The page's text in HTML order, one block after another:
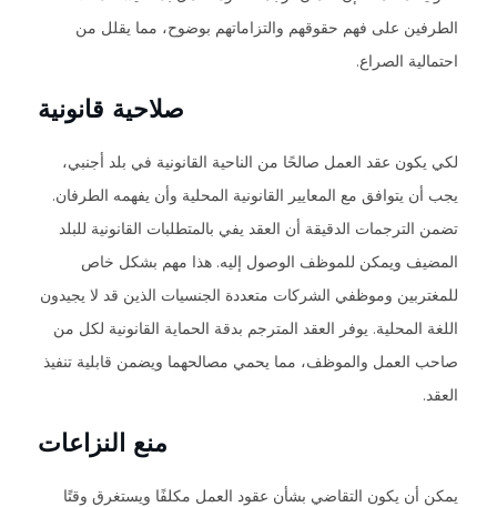
الطرفين على فهم حقوقهم والتزاماتهم بوضوح، مما يقلل من
احتمالية الصراع.
صلاحية قانونية
لكي يكون عقد العمل صالحًا من الناحية القانونية في بلد أجنبي،
يجب أن يتوافق مع المعايير القانونية المحلية وأن يفهمه الطرفان.
تضمن الترجمات الدقيقة أن العقد يفي بالمتطلبات القانونية للبلد
المضيف ويمكن للموظف الوصول إليه. هذا مهم بشكل خاص
للمغتربين وموظفي الشركات متعددة الجنسيات الذين قد لا يجيدون
اللغة المحلية. يوفر العقد المترجم بدقة الحماية القانونية لكل من
صاحب العمل والموظف، مما يحمي مصالحهما ويضمن قابلية تنفيذ
العقد.
منع النزاعات
يمكن أن يكون التقاضي بشأن عقود العمل مكلفًا ويستغرق وقتًا